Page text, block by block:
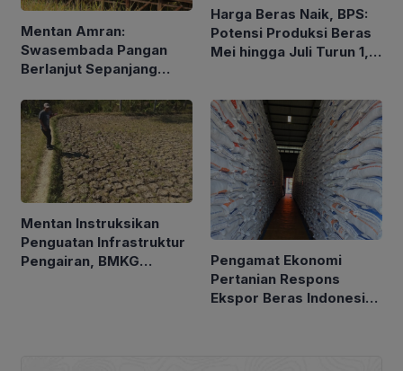
Mentan Amran:
Swasembada Pangan
Berlanjut Sepanjang
Harga Beras Naik, BPS:
Potensi Produksi Beras
Mei hingga Juli Turun 1,16
Mentan Instruksikan
Penguatan Infrastruktur
Pengairan, BMKG
Pengamat Ekonomi
Pertanian Respons
Ekspor Beras Indonesia